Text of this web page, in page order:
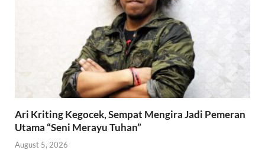
Ari Kriting Kegocek, Sempat Mengira Jadi Pemeran
Utama “Seni Merayu Tuhan”
August 5, 2026